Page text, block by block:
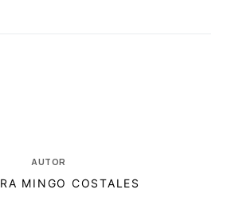
AUTOR
MINGO COSTALES